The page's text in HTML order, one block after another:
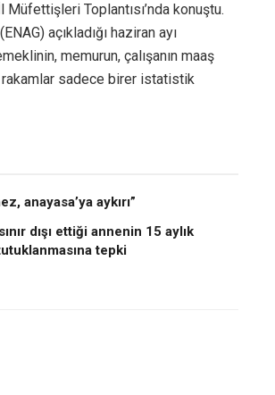
Toplantısı’nda konuştu.
açıkladığı haziran ayı
memurun, çalışanın maaş
rakamlar sadece birer istatistik
anayasa’ya aykırı”
dışı ettiği annenin 15 aylık
tepki